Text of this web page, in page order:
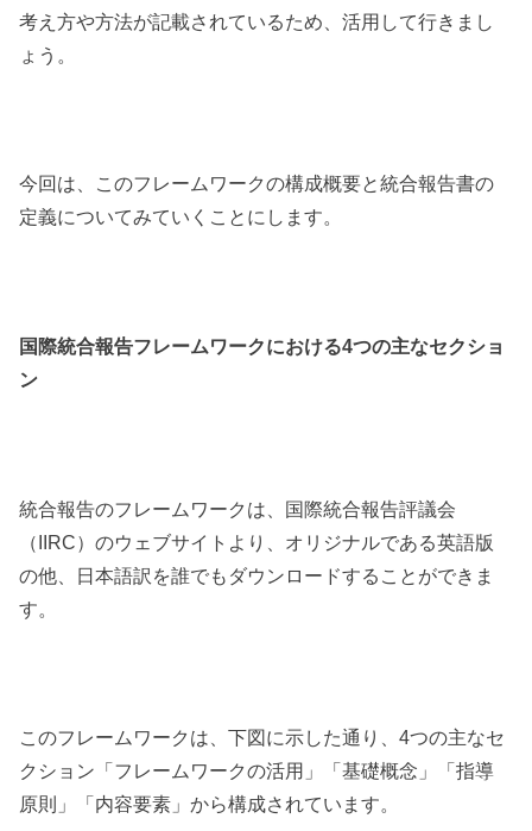
考え方や方法が記載されているため、活用して行きまし
ょう。
今回は、このフレームワークの構成概要と統合報告書の
定義についてみていくことにします。
国際統合報告フレームワークにおける4つの主なセクショ
ン
統合報告のフレームワークは、国際統合報告評議会
（IIRC）のウェブサイトより、オリジナルである英語版
の他、日本語訳を誰でもダウンロードすることができま
す。
このフレームワークは、下図に示した通り、4つの主なセ
クション「フレームワークの活用」「基礎概念」「指導
原則」「内容要素」から構成されています。